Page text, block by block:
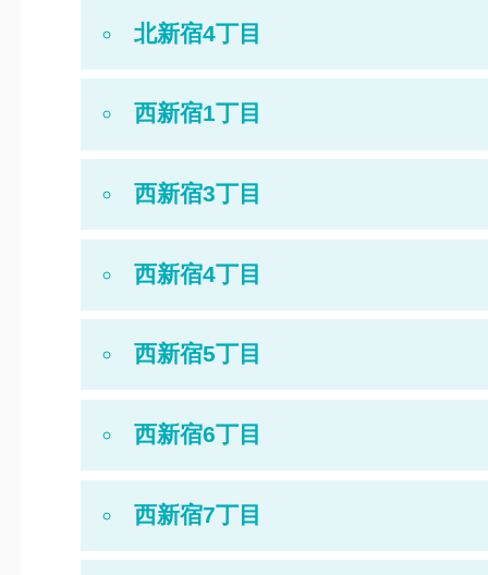
北新宿4丁目
西新宿1丁目
西新宿3丁目
西新宿4丁目
西新宿5丁目
西新宿6丁目
西新宿7丁目